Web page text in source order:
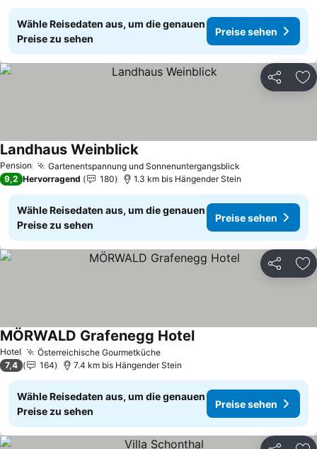
Wähle Reisedaten aus, um die genauen
Preise zu sehen
Preise sehen
Teilen
Pension Gartenentspannung und Sonnenuntergangsblick
Landhaus WeinblickPreise sehen
9,2 Hervorragend 180 1.3 km bis Hängender Stein
Wähle Reisedaten aus, um die genauen
Preise zu sehen
Preise sehen
Teilen
Hotel Österreichische GourmetküchePreise sehen
MÖRWALD Grafenegg HotelPreise sehen
7,4 164 7.4 km bis Hängender Stein
Wähle Reisedaten aus, um die genauen
Preise zu sehen
Preise sehen